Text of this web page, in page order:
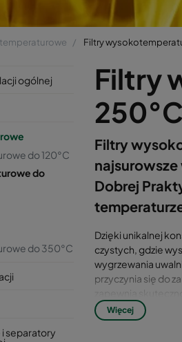
Filtry
ogólnej
do 120°C
do
do 350°C
separatory
Filtry
250°C
Filtry
Dobrej
Dzięki unikalnej
czystych, gdzie
wygrzewania
przyczynia się do
zapewnia
Pełny moduł o
Więcej